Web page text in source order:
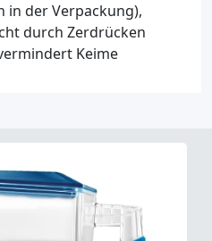
in der Verpackung),
durch Zerdrücken
Keime